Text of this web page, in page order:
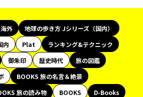
外
地球の歩き方 Jシリーズ（国内）
内 Plat
ランキング&テクニック
御朱印 歴史時代
旅の図鑑
BOOKS 旅の名言＆絶景
旅の読み物 BOOKS
D-Books